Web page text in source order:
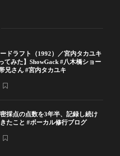
ドラフト（1992）／宮内タカユキ
てみた】ShowGack #八木橋ショー
兄さん #宮内タカユキ
採点の点数を3年半、記録し続け
たこと #ボーカル修行ブログ